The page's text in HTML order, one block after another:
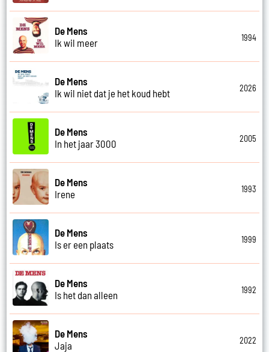
De Mens
Ik wil meer
1994
De Mens
Ik wil niet dat je het koud hebt
2026
De Mens
In het jaar 3000
2005
De Mens
Irene
1993
De Mens
Is er een plaats
1999
De Mens
Is het dan alleen
1992
De Mens
Jaja
2022